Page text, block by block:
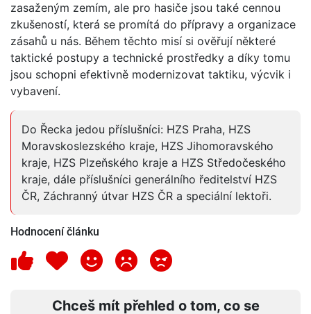
zasaženým zemím, ale pro hasiče jsou také cennou
zkušeností, která se promítá do přípravy a organizace
zásahů u nás. Během těchto misí si ověřují některé
taktické postupy a technické prostředky a díky tomu
jsou schopni efektivně modernizovat taktiku, výcvik i
vybavení.
Do Řecka jedou příslušníci: HZS Praha, HZS
Moravskoslezského kraje, HZS Jihomoravského
kraje, HZS Plzeňského kraje a HZS Středočeského
kraje, dále příslušníci generálního ředitelství HZS
ČR, Záchranný útvar HZS ČR a speciální lektoři.
Hodnocení článku
Chceš mít přehled o tom, co se